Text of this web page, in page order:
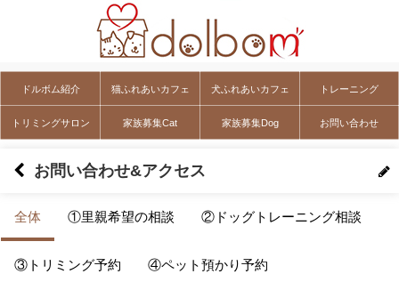
ドルボム紹介 猫ふれあいカフェ 犬ふれあいカフェ トレーニング
トリミングサロン 家族募集Cat 家族募集Dog お問い合わせ
お問い合わせ&アクセス
全体 ①里親希望の相談 ②ドッグトレーニング相談
③トリミング予約 ④ペット預かり予約